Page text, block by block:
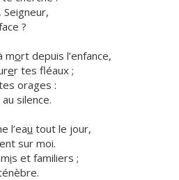
Seigneur,
?
mort depuis l’enfance,
er tes fléaux ;
orages :
silence.
l’eau tout le jour,
sur moi.
is et familiers ;